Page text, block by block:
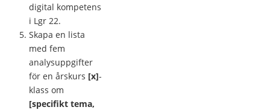
digital kompetens
i Lgr 22.
Skapa en lista
med fem
analysuppgifter
för en årskurs [x]-
klass om
[specifikt tema,